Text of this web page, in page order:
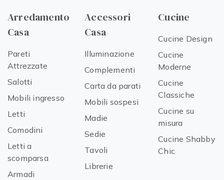
Arredamento
Casa
Pareti
Attrezzate
Salotti
Mobili ingresso
Letti
Comodini
Letti a
scomparsa
Armadi
Accessori
Casa
Illuminazione
Complementi
Carta da parati
Mobili sospesi
Madie
Sedie
Tavoli
Librerie
Cucine
Cucine Design
Cucine
Moderne
Cucine
Classiche
Cucine su
misura
Cucine Shabby
Chic